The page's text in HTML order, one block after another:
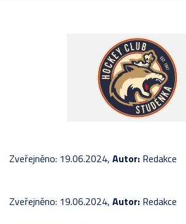
Zveřejněno: 19.06.2024, Autor: Redakce
Zveřejněno: 19.06.2024, Autor: Redakce